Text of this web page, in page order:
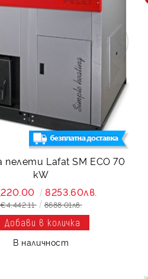
пелети Lafat SM ECO 70
kW
8253.60лв.
€4,442.11 8688.01лв.
В наличност